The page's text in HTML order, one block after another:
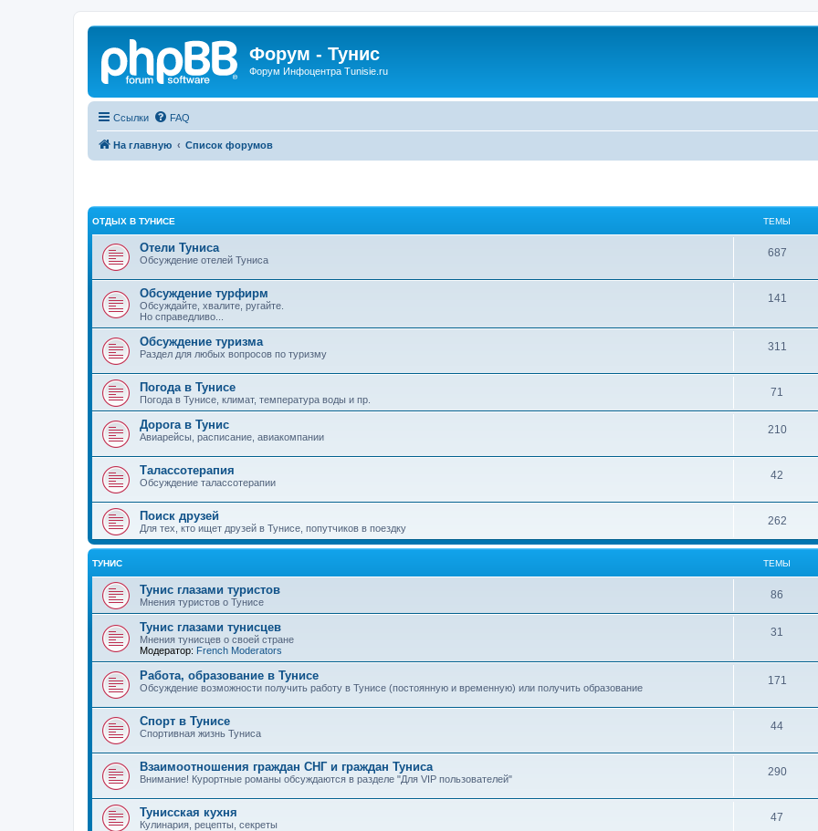
Форум - Тунис
Форум Инфоцентра Tunisie.ru
Ссылки FAQ
На главную Список форумов
ОТДЫХ В ТУНИСЕ ТЕМЫ
Отели Туниса
Обсуждение отелей Туниса
687
Обсуждение турфирм
Обсуждайте, хвалите, ругайте.
Но справедливо...
141
Обсуждение туризма
Раздел для любых вопросов по туризму
311
Погода в Тунисе
Погода в Тунисе, климат, температура воды и пр.
71
Дорога в Тунис
Авиарейсы, расписание, авиакомпании
210
Талассотерапия
Обсуждение талассотерапии
42
Поиск друзей
Для тех, кто ищет друзей в Тунисе, попутчиков в поездку
262
ТУНИС ТЕМЫ
Тунис глазами туристов
Мнения туристов о Тунисе
86
Тунис глазами тунисцев
Мнения тунисцев о своей стране
Модератор: French Moderators
31
Работа, образование в Тунисе
Обсуждение возможности получить работу в Тунисе (постоянную и временную) или получить образование
171
Спорт в Тунисе
Спортивная жизнь Туниса
44
Взаимоотношения граждан СНГ и граждан Туниса
Внимание! Курортные романы обсуждаются в разделе "Для VIP пользователей"
290
Тунисская кухня
Кулинария, рецепты, секреты
47